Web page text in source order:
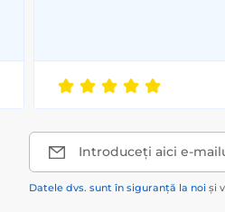
Introduceți aici e-
Datele dvs. sunt în siguranță la noi și